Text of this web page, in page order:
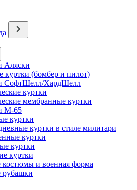
Аляски
куртки (бомбер и пилот)
СофтШелл/ХардШелл
куртки
мембранные куртки
М-65
куртки
куртки в стиле милитари
куртки
куртки
куртки
костюмы и военная форма
рубашки